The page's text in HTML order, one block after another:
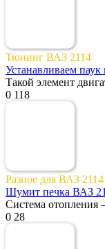
Тюнинг ВАЗ 2114
Устанавливаем
Такой элемент
0 118
Разное для ВАЗ 2114
Шумит печка ВАЗ
Система
0 28